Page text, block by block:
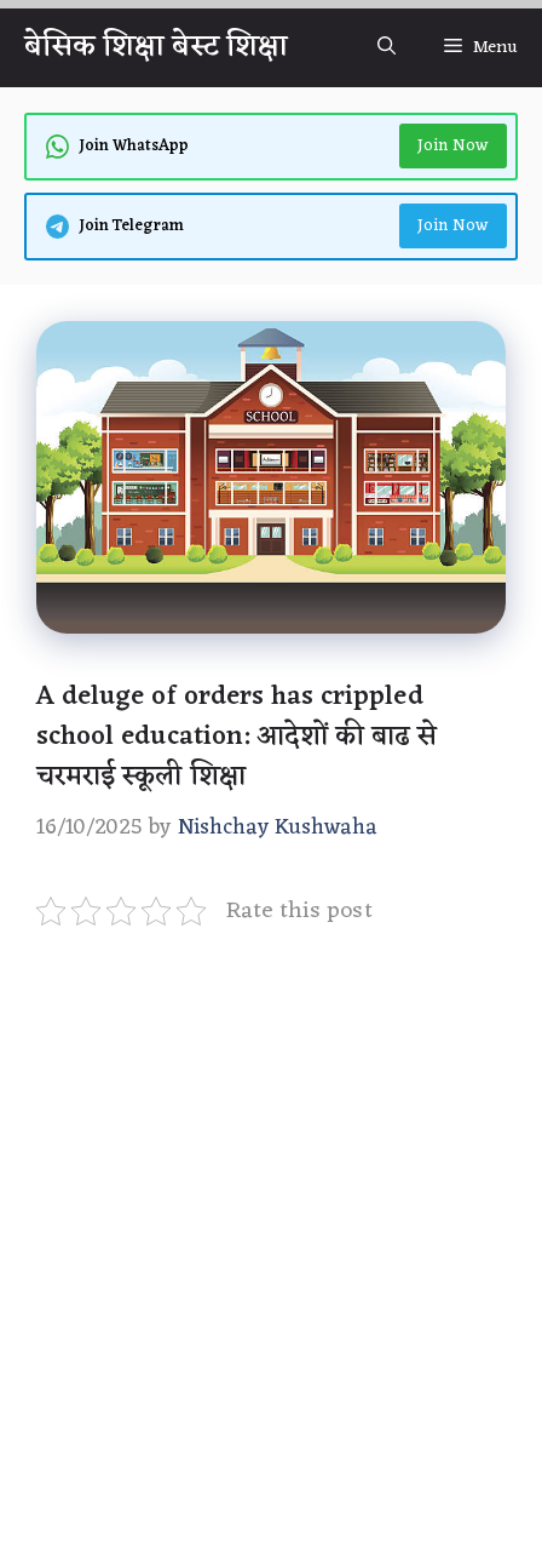
Skip
content
बेसिक शिक्षा बेस्ट शिक्षा Menu
Join WhatsApp Join Now
Join Telegram Join Now
A deluge of orders has crippled
school education: आदेशों की बाढ से
चरमराई स्कूली शिक्षा
16/10/2025 byNishchay Kushwaha
Rate this post